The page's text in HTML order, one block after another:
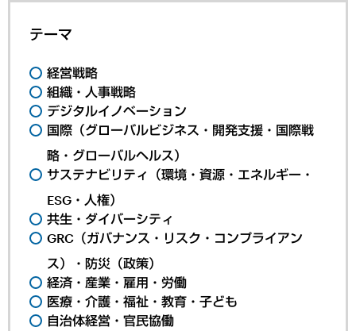
テーマ
経営戦略
組織・人事戦略
デジタルイノベーション
国際（グローバルビジネス・開発支援・国際戦
略・グローバルヘルス）
サステナビリティ（環境・資源・エネルギー・
ESG・人権）
共生・ダイバーシティ
GRC（ガバナンス・リスク・コンプライアン
ス）・防災（政策）
経済・産業・雇用・労働
医療・介護・福祉・教育・子ども
自治体経営・官民協働